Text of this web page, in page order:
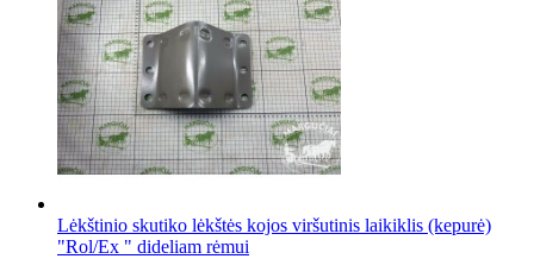
Lėkštinio skutiko lėkštės kojos viršutinis laikiklis (kepurė)
"Rol/Ex " dideliam rėmui